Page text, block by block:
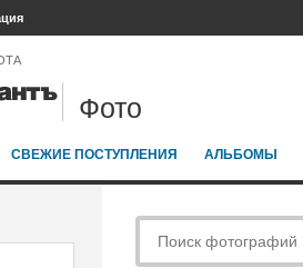
Фото
СВЕЖИЕ ПОСТУПЛЕНИЯ АЛЬБОМЫ